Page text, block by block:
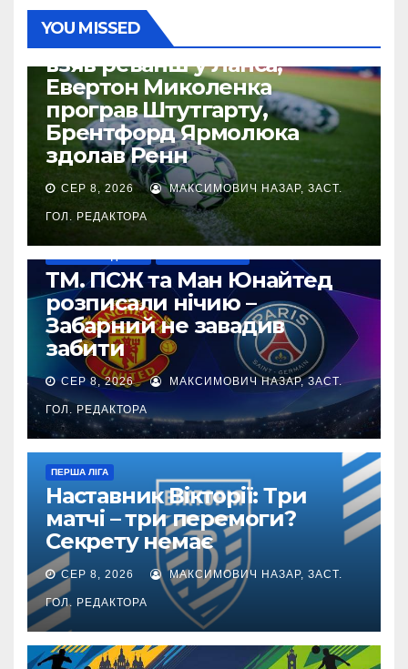
YOU MISSED
ТМ. Сандерленд Тутєрова
взяв реванш у Ланса,
Евертон Миколенка
програв Штутгарту,
Брентфорд Ярмолюка
здолав Ренн
СЕР 8, 2026 МАКСИМОВИЧ НАЗАР, ЗАСТ.
ГОЛ. РЕДАКТОРА
ТМ. ПСЖ та Ман Юнайтед
розписали нічию –
Забарний не завадив
забити
СЕР 8, 2026 МАКСИМОВИЧ НАЗАР, ЗАСТ.
ГОЛ. РЕДАКТОРА
ПЕРША ЛІГА
Наставник Вікторії: Три
матчі – три перемоги?
Секрету немає
СЕР 8, 2026 МАКСИМОВИЧ НАЗАР, ЗАСТ.
ГОЛ. РЕДАКТОРА